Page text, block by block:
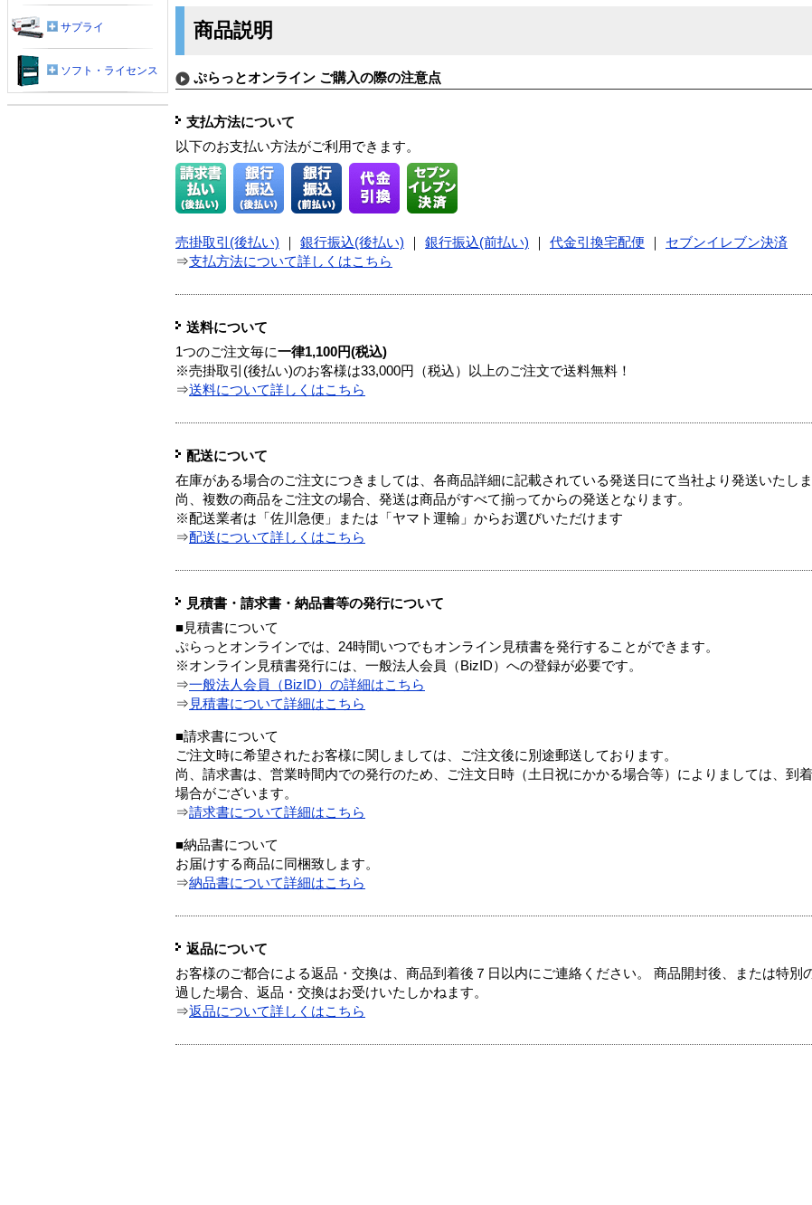
商品説明
ぷらっとオンライン ご購入の際の注意点
支払方法について
以下のお支払い方法がご利用できます。
売掛取引(後払い) 銀行振込(後払い) 銀行振込(前払い) 代金引換宅配便
セブンイレブン決済
⇒支払方法について詳しくはこちら
送料について
1つのご注文毎に一律1,100円(税込)
※売掛取引(後払い)のお客様は33,000円（税込）以上のご注文で送料無料！
⇒送料について詳しくはこちら
配送について
在庫がある場合のご注文につきましては、各商品詳細に記載されている発送日にて当社より発送いたしま
尚、複数の商品をご注文の場合、発送は商品がすべて揃ってからの発送となります。
※配送業者は「佐川急便」または「ヤマト運輸」からお選びいただけます
⇒配送について詳しくはこちら
見積書・請求書・納品書等の発行について
■見積書について
ぷらっとオンラインでは、24時間いつでもオンライン見積書を発行することができます。
※オンライン見積書発行には、一般法人会員（BizID）への登録が必要です。
⇒一般法人会員（BizID）の詳細はこちら
⇒ 見積書について詳細はこちら
■請求書について
ご注文時に希望されたお客様に関しましては、ご注文後に別途郵送しております。
尚、請求書は、営業時間内での発行のため、ご注文日時（土日祝にかかる場合等）によりましては、到
場合がございます。
⇒請求書について詳細はこちら
■納品書について
お届けする商品に同梱致します。
⇒納品書について詳細はこちら
返品について
お客様のご都合による返品・交換は、商品到着後７日以内にご連絡ください。 商品開封後、または特別
過した場合、返品・交換はお受けいたしかねます。
⇒返品について詳しくはこちら
サプライ
ソフト・ライセンス